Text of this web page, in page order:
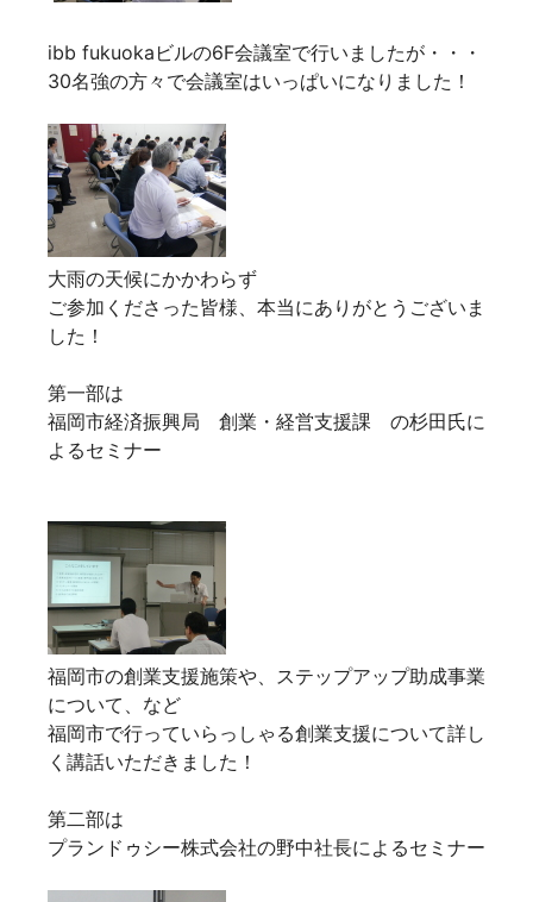
ibb fukuokaビルの6F会議室で行いましたが・・・
30名強の方々で会議室はいっぱいになりました！
大雨の天候にかかわらず
ご参加くださった皆様、本当にありがとうございま
した！
第一部は
福岡市経済振興局 創業・経営支援課 の杉田氏に
よるセミナー
福岡市の創業支援施策や、ステップアップ助成事業
について、など
福岡市で行っていらっしゃる創業支援について詳し
く講話いただきました！
第二部は
プランドゥシー株式会社の野中社長によるセミナー